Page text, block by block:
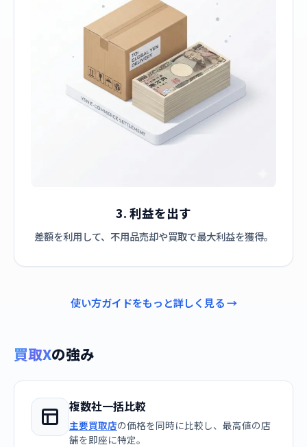
3. 利益を出す
差額を利用して、不用品売却や買取で最大利益を獲得。
使い方ガイドをもっと詳しく見る →
買取Xの強み
複数社一括比較
主要買取店の価格を同時に比較し、最高値の店
舗を即座に特定。